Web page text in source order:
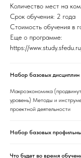
Количество мест на
Срок обучения: 2 года
Стоимость обучения в
Еще о программе:
https://
Набор базовых дисциплин
Макроэкономика
уровень) Методы и
проектной деятельности
Набор базовых
Что будет во время